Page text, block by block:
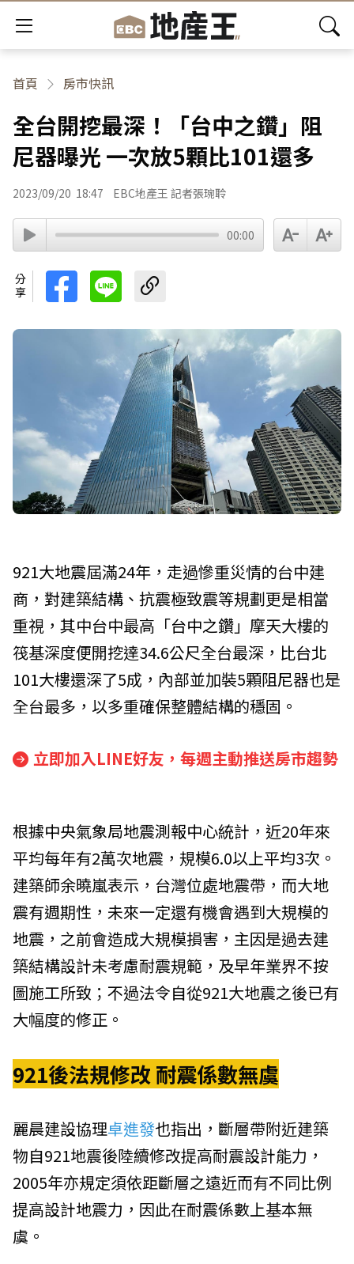
首頁 房市快訊
全台開挖最深！「台中之鑽」阻
尼器曝光 一次放5顆比101還多
2023/09/20 18:47 EBC地產王 記者張琬聆
00:00
分享
921大地震屆滿24年，走過慘重災情的台中建
商，對建築結構、抗震極致震等規劃更是相當
重視，其中台中最高「台中之鑽」摩天大樓的
筏基深度便開挖達34.6公尺全台最深，比台北
101大樓還深了5成，內部並加裝5顆阻尼器也是
全台最多，以多重確保整體結構的穩固。
立即加入LINE好友，每週主動推送房市趨勢
根據中央氣象局地震測報中心統計，近20年來
平均每年有2萬次地震，規模6.0以上平均3次。
建築師余曉嵐表示，台灣位處地震帶，而大地
震有週期性，未來一定還有機會遇到大規模的
地震，之前會造成大規模損害，主因是過去建
築結構設計未考慮耐震規範，及早年業界不按
圖施工所致；不過法令自從921大地震之後已有
大幅度的修正。
921後法規修改 耐震係數無虞
麗晨建設協理卓進發也指出，斷層帶附近建築
物自921地震後陸續修改提高耐震設計能力，
2005年亦規定須依距斷層之遠近而有不同比例
提高設計地震力，因此在耐震係數上基本無
虞。